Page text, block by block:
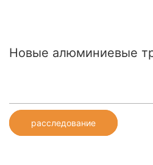
Новые алюминиевые
расследование